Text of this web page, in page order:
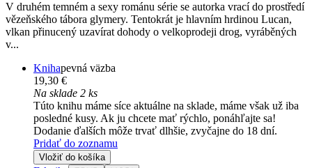
V druhém temném a sexy románu série se autorka vrací do prostředí
vězeňského tábora glymery. Tentokrát je hlavním hrdinou Lucan,
vlkan přinucený uzavírat dohody o velkoprodeji drog, vyráběných
v...
Knihapevná väzba
19,30 €
Na sklade 2 ks
Túto knihu máme síce aktuálne na sklade, máme však už iba
posledné kusy. Ak ju chcete mať rýchlo, ponáhľajte sa!
Dodanie ďalších môže trvať dlhšie, zvyčajne do 18 dní.
Pridať do zoznamu
Vložiť do košíka